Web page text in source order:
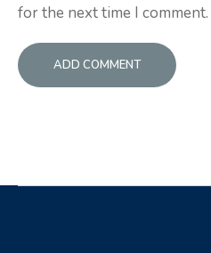
for the next time I comment.